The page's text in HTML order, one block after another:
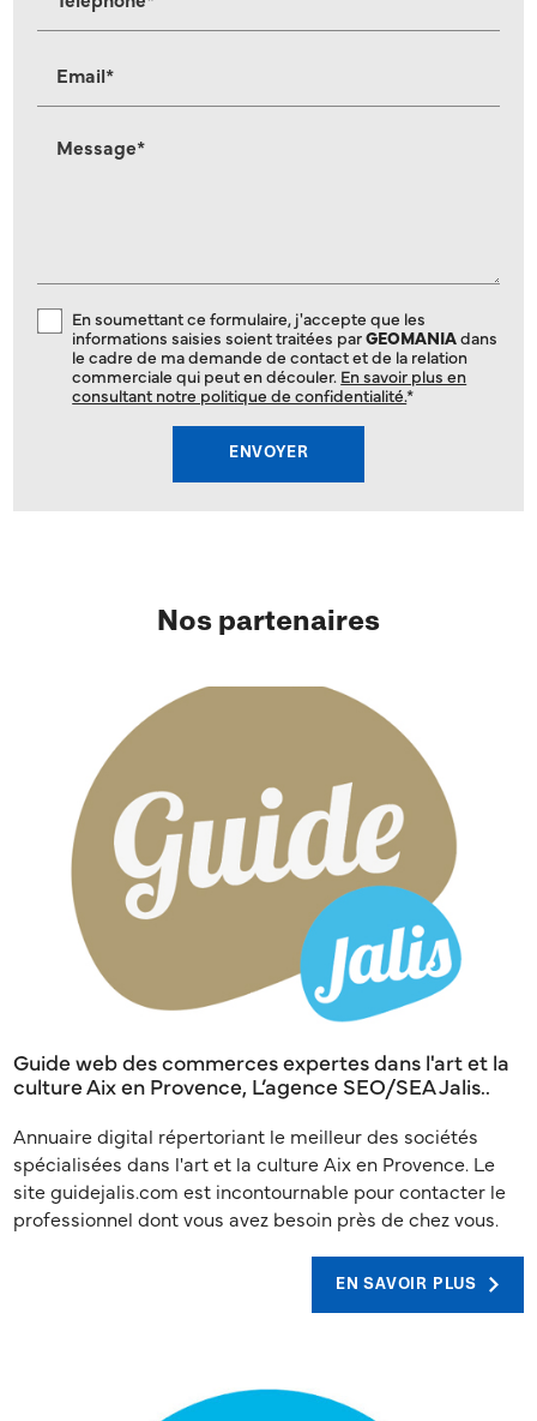
Email*
Message*
En soumettant ce formulaire, j'accepte que les
informations saisies soient traitées parGEOMANIAdans
le cadre de ma demande de contact et de la relation
commerciale qui peut en découler. En savoir plus en
consultant notre politique de confidentialité.*
Nos partenaires
Guide web des commerces expertes dans l'art et la
culture Aix en Provence, L’agence SEO/SEA Jalis..
Annuaire digital répertoriant le meilleur des sociétés
spécialisées dans l'art et la culture Aix en Provence. Le
site guidejalis.com est incontournable pour contacter le
professionnel dont vous avez besoin près de chez vous.
EN SAVOIR PLUS